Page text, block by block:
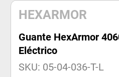
HEXARMOR
Guante HexArmor
Eléctrico
SKU: 05-04-036-T-L